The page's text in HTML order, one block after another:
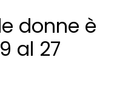
donne è
al 27